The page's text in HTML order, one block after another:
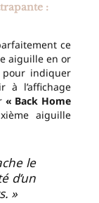
:
ce
aiguille en or
pour indiquer
à l’affichage
« Back Home
aiguille
le
d’un
»